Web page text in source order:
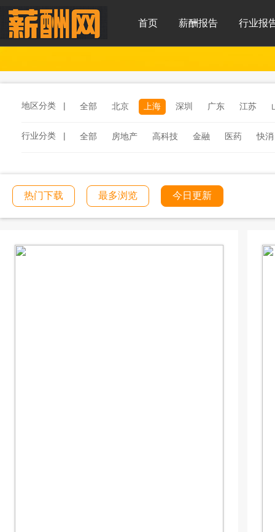
首页 薪酬报告 行业报
地区分类 | 全部 北京 上海 深圳 广东 江苏
行业分类 | 全部 房地产 高科技 金融 医药
快消
工程建筑
文化传媒 学校教育 医院医疗
热门下载 最多浏览 今日更新